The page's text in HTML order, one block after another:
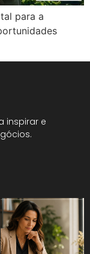
para a
inspirar e